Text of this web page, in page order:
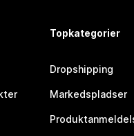
Topkategorier
Dropshipping
Markedspladser